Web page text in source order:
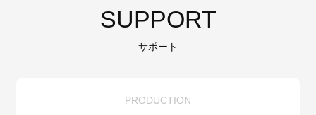
SUPPORT
サポート
PRODUCTION